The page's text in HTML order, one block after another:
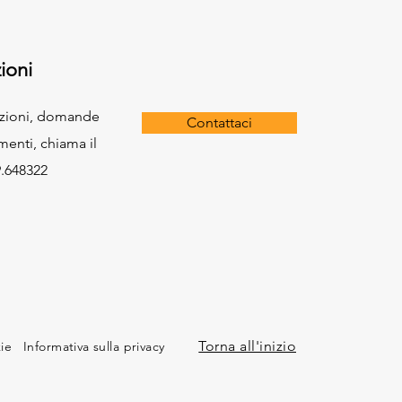
domande
chiama il
Contattaci
Informativa sulla privacy Torna all'inizio